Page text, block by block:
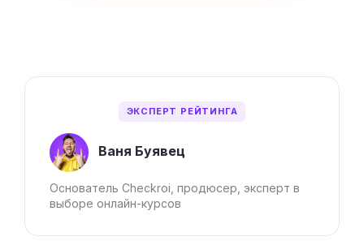
ЭКСПЕРТ РЕЙТИНГА
Ваня Буявец
Основатель Checkroi, продюсер, эксперт в
выборе онлайн-курсов